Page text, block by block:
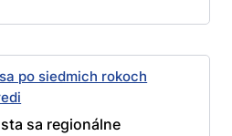
po siedmich rokoch
sa regionálne